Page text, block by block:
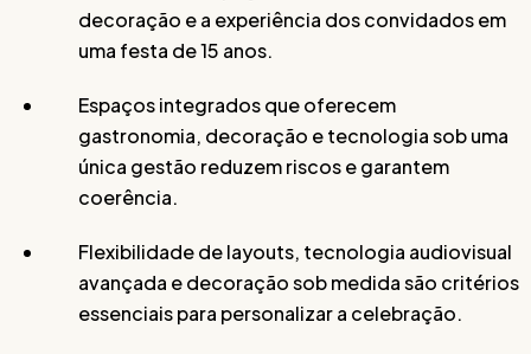
decoração e a experiência dos convidados em
uma festa de 15 anos.
Espaços integrados que oferecem
gastronomia, decoração e tecnologia sob uma
única gestão reduzem riscos e garantem
coerência.
Flexibilidade de layouts, tecnologia audiovisual
avançada e decoração sob medida são critérios
essenciais para personalizar a celebração.